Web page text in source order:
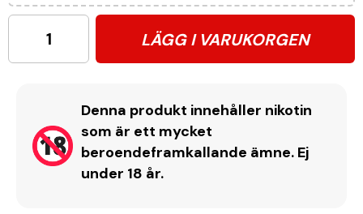
LÄGG I VARUKORGEN
Denna produkt innehåller nikotin
som är ett mycket
beroendeframkallande ämne. Ej
under 18 år.